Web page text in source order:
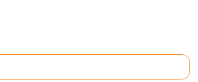
des Yvelines. Les professionnels du reste de l'Île-